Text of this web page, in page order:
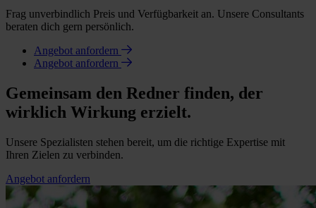
Frag unverbindlich Preis und Verfügbarkeit an. Unsere Consultants
beraten dich gern persönlich.
Angebot anfordern
Angebot anfordern
Gemeinsam den Redner finden, der
wirklich Wirkung erzielt.
Unsere Spezialisten stehen bereit, um die richtige Expertise mit
Ihren Zielen zu verbinden.
Angebot anfordern